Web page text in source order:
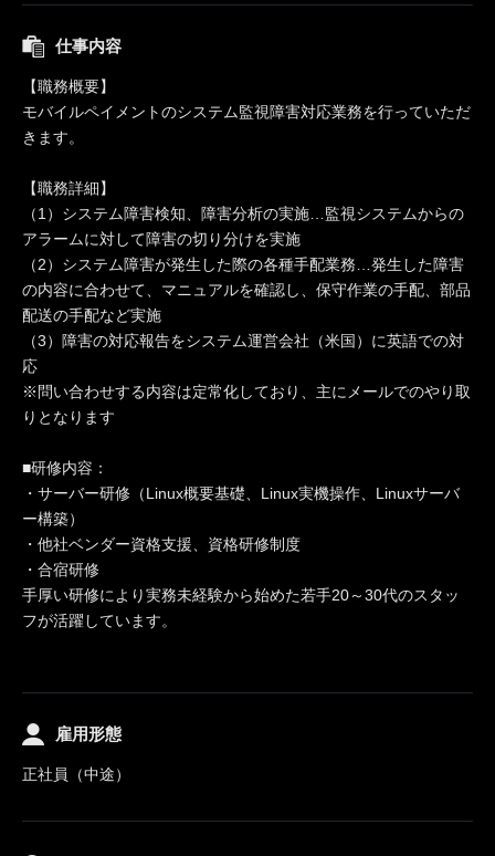
仕事内容
【職務概要】
モバイルペイメントのシステム監視障害対応業務を行っていただ
きます。
【職務詳細】
（1）システム障害検知、障害分析の実施…監視システムからの
アラームに対して障害の切り分けを実施
（2）システム障害が発生した際の各種手配業務…発生した障害
の内容に合わせて、マニュアルを確認し、保守作業の手配、部品
配送の手配など実施
（3）障害の対応報告をシステム運営会社（米国）に英語での対
応
※問い合わせする内容は定常化しており、主にメールでのやり取
りとなります
■研修内容：
・サーバー研修（Linux概要基礎、Linux実機操作、Linuxサーバ
ー構築）
・他社ベンダー資格支援、資格研修制度
・合宿研修
手厚い研修により実務未経験から始めた若手20～30代のスタッ
フが活躍しています。
雇用形態
正社員（中途）